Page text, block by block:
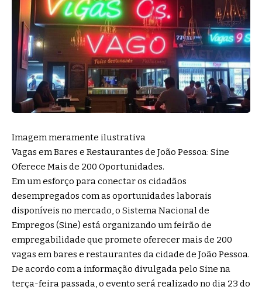
Imagem meramente ilustrativa
Vagas em Bares e Restaurantes de João Pessoa: Sine
Oferece Mais de 200 Oportunidades.
Em um esforço para conectar os cidadãos
desempregados com as oportunidades laborais
disponíveis no mercado, o Sistema Nacional de
Empregos (Sine) está organizando um feirão de
empregabilidade que promete oferecer mais de 200
vagas em bares e restaurantes da cidade de João Pessoa.
De acordo com a informação divulgada pelo Sine na
terça-feira passada, o evento será realizado no dia 23 do